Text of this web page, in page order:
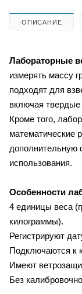
ОПИСАНИЕ
Лабораторные
измерять массу
подходят для
включая
Кроме того,
математические
дополнительную
использования.
Особенности
4 единицы веса
килограммы).
Регистрируют
Подключаются к
Имеют
Без